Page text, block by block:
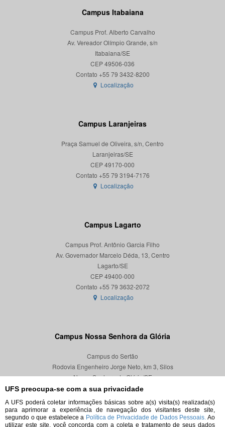
UFS preocupa-se com a sua privacidade
A UFS poderá coletar informações básicas sobre a(s) visita(s) realizada(s)
para aprimorar a experiência de navegação dos visitantes deste site,
segundo o que estabelece a Política de Privacidade de Dados Pessoais. Ao
utilizar este site, você concorda com a coleta e tratamento de seus dados
Campus Itabaiana
Campus Prof. Alberto Carvalho
Av. Vereador Olímpio Grande, s/n
Itabaiana/SE
CEP 49506-036
Localização
Campus Laranjeiras
Praça Samuel de Oliveira, s/n, Centro
Laranjeiras/SE
CEP 49170-000
Localização
Campus Lagarto
Campus Prof. Antônio Garcia Filho
Av. Governador Marcelo Déda, 13, Centro
Lagarto/SE
CEP 49400-000
Localização
Campus Nossa Senhora da Glória
Campus do Sertão
Rodovia Engenheiro Jorge Neto, km 3, Silos
Nossa Senhora da Glória/SE
CEP 49680-000
Localização